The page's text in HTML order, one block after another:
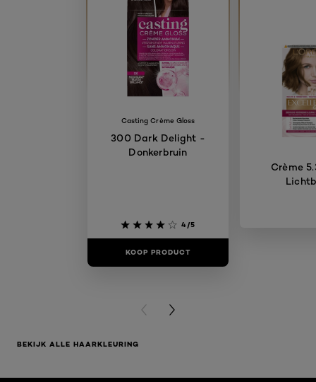
Casting Crème Gloss
300 Dark Delight -
Donkerbruin
4/5
KOOP PRODUCT
Crème
PREVIOUS CARD
NEXT CARD
BEKIJK ALLE HAARKLEURING